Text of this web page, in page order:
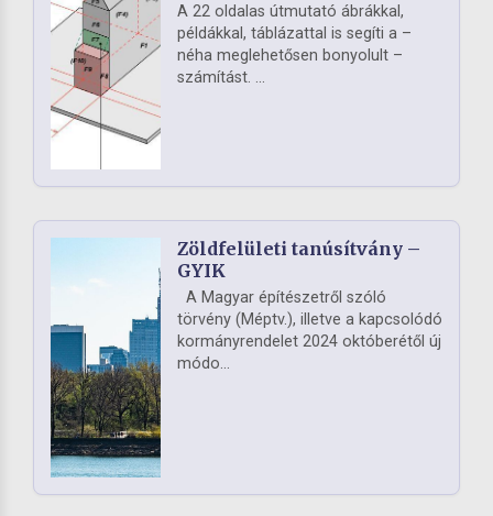
A 22 oldalas útmutató ábrákkal,
példákkal, táblázattal is segíti a –
néha meglehetősen bonyolult –
számítást. ...
Zöldfelületi tanúsítvány –
GYIK
A Magyar építészetről szóló
törvény (Méptv.), illetve a kapcsolódó
kormányrendelet 2024 októberétől új
módo...